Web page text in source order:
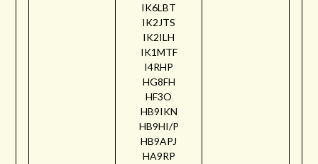
IK6LBT
IK2JTS
IK2ILH
IK1MTF
I4RHP
HG8FH
HF3O
HB9IKN
HB9HI/P
HB9APJ
HA9RP